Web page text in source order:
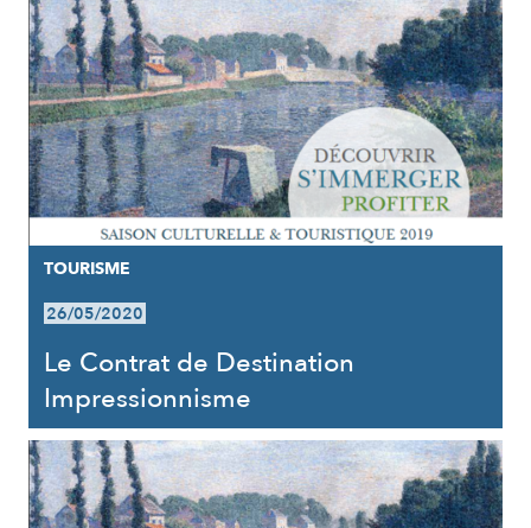
TOURISME
26/05/2020
Le Contrat de Destination
Impressionnisme